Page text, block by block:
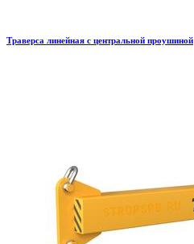
Траверса линейная с центральной проушиной